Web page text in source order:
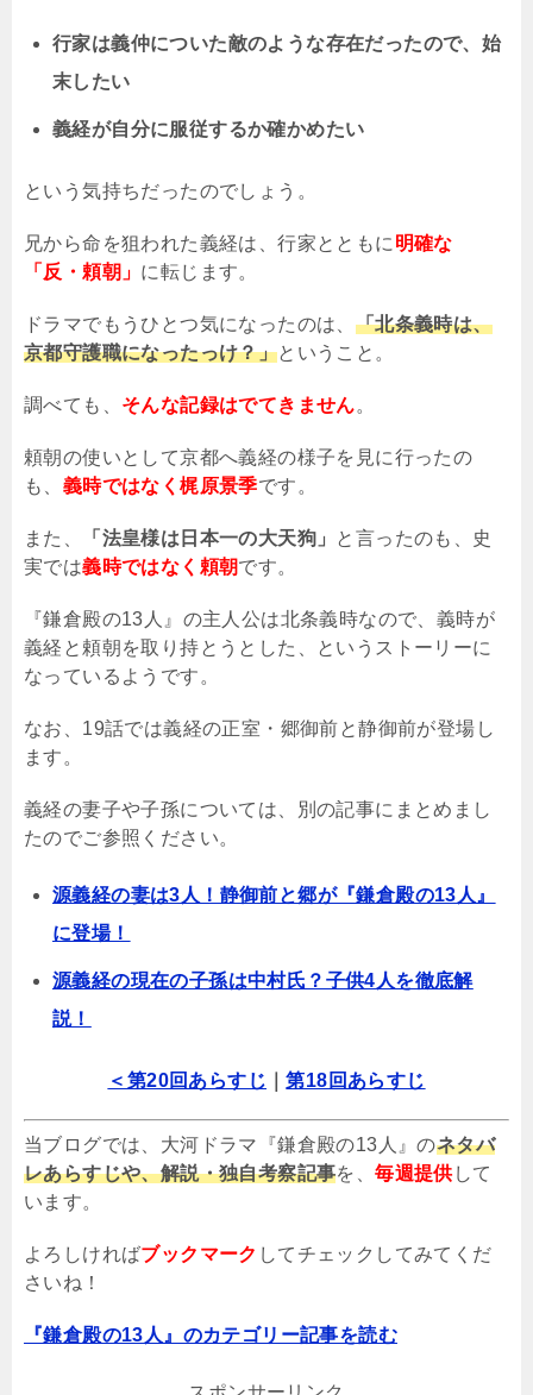
行家は義仲についた敵のような存在だったので、始
末したい
義経が自分に服従するか確かめたい
という気持ちだったのでしょう。
兄から命を狙われた義経は、行家とともに 明確な
「反・頼朝」 に転じます。
ドラマでもうひとつ気になったのは、 「北条義時は、
京都守護職になったっけ？」ということ。
調べても、 そんな記録はでてきません。
頼朝の使いとして京都へ義経の様子を見に行ったの
も、 義時ではなく梶原景季です。
また、 「法皇様は日本一の大天狗」 と言ったのも、史
実では義時ではなく頼朝です。
『鎌倉殿の13人』の主人公は北条義時なので、義時が
義経と頼朝を取り持とうとした、というストーリーに
なっているようです。
なお、19話では義経の正室・郷御前と静御前が登場し
ます。
義経の妻子や子孫については、別の記事にまとめまし
たのでご参照ください。
源義経の妻は3人！静御前と郷が『鎌倉殿の13人』
に登場！
源義経の現在の子孫は中村氏？子供4人を徹底解
説！
＜第20回あらすじ ｜第18回あらすじ
当ブログでは、大河ドラマ『鎌倉殿の13人』のネタバ
レあらすじや、解説・独自考察記事を、毎週提供して
います。
よろしければブックマーク してチェックしてみてくだ
さいね！
『鎌倉殿の13人』のカテゴリー記事を読む